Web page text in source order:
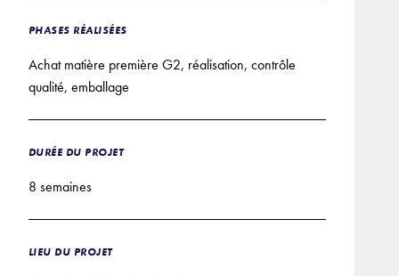
PHASES RÉALISÉES
Achat matière première G2, réalisation, contrôle
qualité, emballage
DURÉE DU PROJET
8 semaines
LIEU DU PROJET